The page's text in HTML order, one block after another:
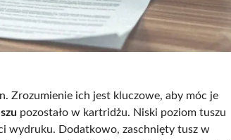
Zrozumienie ich jest kluczowe, aby móc je
pozostało w kartridżu. Niski poziom tuszu
wydruku. Dodatkowo, zaschnięty tusz w